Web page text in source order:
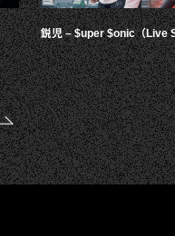
鋭児 – $uper $onic（Live